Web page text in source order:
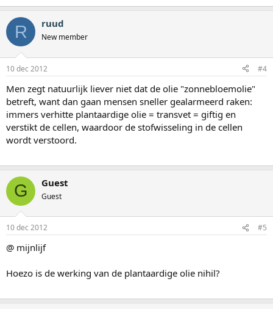
R ruud
New member
10 dec 2012 #4
Men zegt natuurlijk liever niet dat de olie "zonnebloemolie"
betreft, want dan gaan mensen sneller gealarmeerd raken:
immers verhitte plantaardige olie = transvet = giftig en
verstikt de cellen, waardoor de stofwisseling in de cellen
wordt verstoord.
G Guest
Guest
10 dec 2012 #5
@ mijnlijf
Hoezo is de werking van de plantaardige olie nihil?